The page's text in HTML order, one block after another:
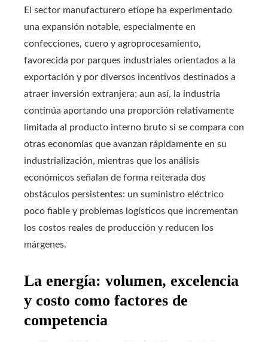
El sector manufacturero etíope ha experimentado
una expansión notable, especialmente en
confecciones, cuero y agroprocesamiento,
favorecida por parques industriales orientados a la
exportación y por diversos incentivos destinados a
atraer inversión extranjera; aun así, la industria
continúa aportando una proporción relativamente
limitada al producto interno bruto si se compara con
otras economías que avanzan rápidamente en su
industrialización, mientras que los análisis
económicos señalan de forma reiterada dos
obstáculos persistentes: un suministro eléctrico
poco fiable y problemas logísticos que incrementan
los costos reales de producción y reducen los
márgenes.
La energía: volumen, excelencia
y costo como factores de
competencia